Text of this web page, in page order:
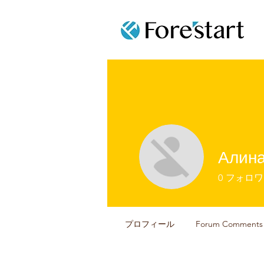
0 フォロ
プロフィール Forum Comments